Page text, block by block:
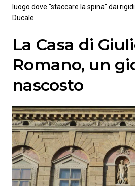
luogo dove "staccare la spina" dai
Ducale.
La Casa di
Romano, un
nascosto